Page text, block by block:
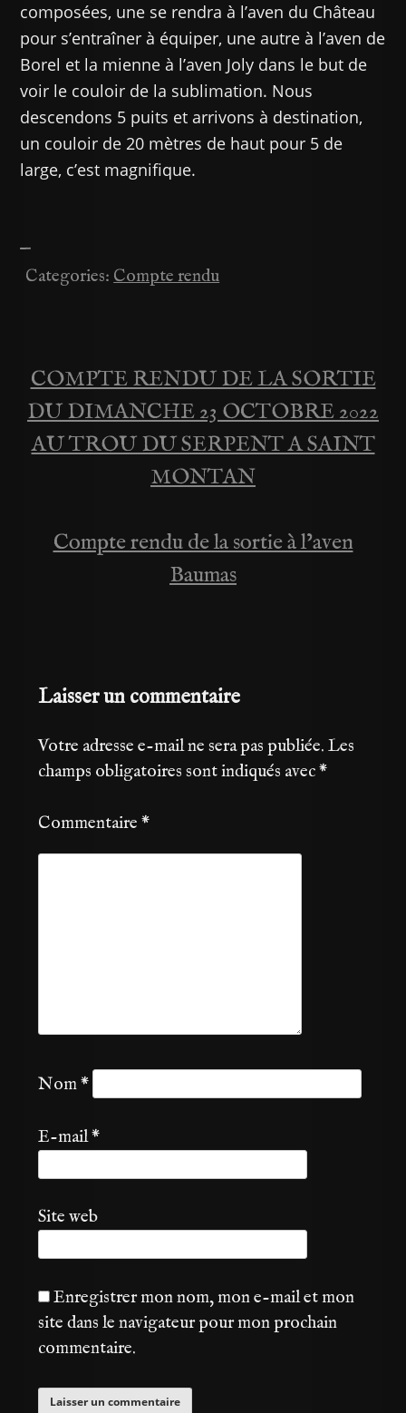
composées, une se rendra à l’aven du Château
pour s’entraîner à équiper, une autre à l’aven de
Borel et la mienne à l’aven Joly dans le but de
voir le couloir de la sublimation. Nous
descendons 5 puits et arrivons à destination,
un couloir de 20 mètres de haut pour 5 de
large, c’est magnifique.
—
Categories:Compte rendu
Navigation
de
COMPTE RENDU DE LA SORTIE
DU DIMANCHE 23 OCTOBRE 2022
AU TROU DU SERPENT A SAINT
MONTAN
Compte rendu de la sortie à l’aven
Baumas
Laisser un commentaire
Votre adresse e-mail ne sera pas publiée. Les
champs obligatoires sont indiqués avec*
Commentaire *
Nom*
E-mail*
Site web
Enregistrer mon nom, mon e-mail et mon
site dans le navigateur pour mon prochain
commentaire.